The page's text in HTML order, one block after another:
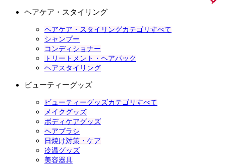
ヘアケア・スタイリング
ヘアケア・スタイリングカテゴリすべて
シャンプー
コンディショナー
トリートメント・ヘアパック
ヘアスタイリング
ビューティーグッズ
ビューティーグッズカテゴリすべて
メイクグッズ
ボディケアグッズ
ヘアブラシ
日焼け対策・ケア
冷温グッズ
美容器具